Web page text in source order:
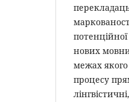
нових
межах
процесу